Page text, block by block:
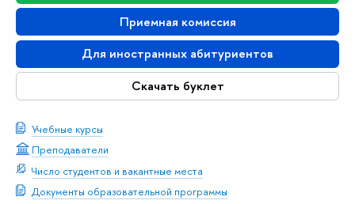
Приемная комиссия
Для иностранных абитуриентов
Скачать буклет
Учебные курсы
Преподаватели
Число студентов и вакантные места
Документы образовательной программы